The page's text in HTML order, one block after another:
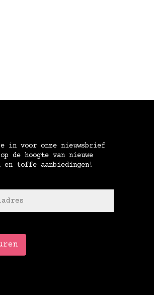
in voor onze nieuwsbrief
de hoogte van nieuwe
en toffe aanbiedingen!